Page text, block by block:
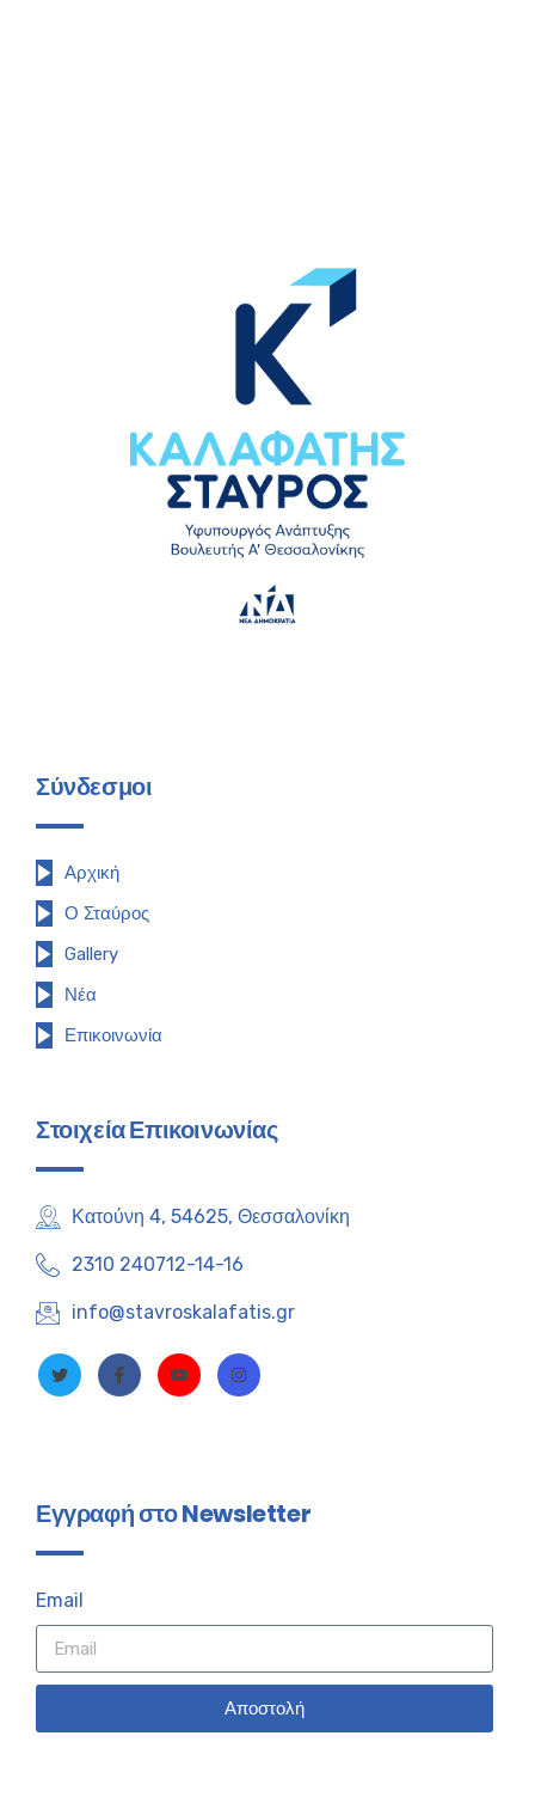
Σύνδεσμοι
Αρχική
Ο Σταύρος
Gallery
Νέα
Επικοινωνία
Στοιχεία Επικοινωνίας
Κατούνη 4, 54625, Θεσσαλονίκη
2310 240712-14-16
info@stavroskalafatis.gr
Εγγραφή στο Newsletter
Email
Αποστολή